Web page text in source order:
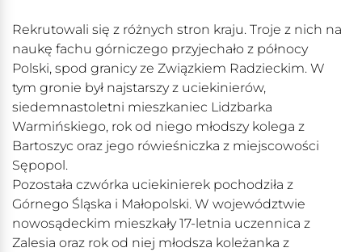
Rekrutowali się z różnych stron kraju. Troje z nich na
naukę fachu górniczego przyjechało z północy
Polski, spod granicy ze Związkiem Radzieckim. W
tym gronie był najstarszy z uciekinierów,
siedemnastoletni mieszkaniec Lidzbarka
Warmińskiego, rok od niego młodszy kolega z
Bartoszyc oraz jego rówieśniczka z miejscowości
Sępopol.
Pozostała czwórka uciekinierek pochodziła z
Górnego Śląska i Małopolski. W województwie
nowosądeckim mieszkały 17-letnia uczennica z
Zalesia oraz rok od niej młodsza koleżanka z